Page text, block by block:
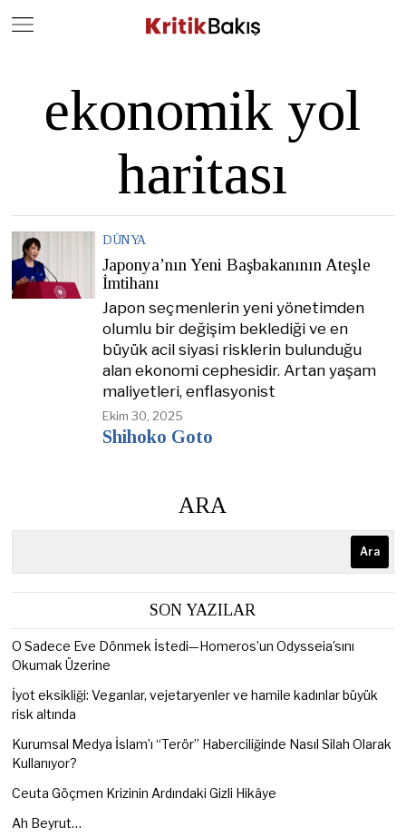
ekonomik yol
haritası
DÜNYA
Japonya’nın Yeni Başbakanının Ateşle
İmtihanı
Japon seçmenlerin yeni yönetimden
olumlu bir değişim beklediği ve en
büyük acil siyasi risklerin bulunduğu
alan ekonomi cephesidir. Artan yaşam
maliyetleri, enflasyonist
Ekim 30, 2025
Shihoko Goto
ARA
Ara
SON YAZILAR
O Sadece Eve Dönmek İstedi—Homeros’un Odysseia’sını
Okumak Üzerine
İyot eksikliği: Veganlar, vejetaryenler ve hamile kadınlar büyük
risk altında
Kurumsal Medya İslam’ı “Terör” Haberciliğinde Nasıl Silah Olarak
Kullanıyor?
Ceuta Göçmen Krizinin Ardındaki Gizli Hikâye
Ah Beyrut…